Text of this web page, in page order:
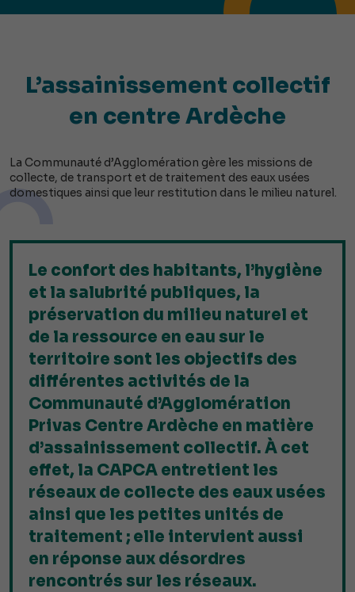
L’assainissement collectif
en centre Ardèche
La Communauté d’Agglomération gère les missions de
collecte, de transport et de traitement des eaux usées
domestiques ainsi que leur restitution dans le milieu naturel.
Le confort des habitants, l’hygiène
et la salubrité publiques, la
préservation du milieu naturel et
de la ressource en eau sur le
territoire sont les objectifs des
différentes activités de la
Communauté d’Agglomération
Privas Centre Ardèche en matière
d’assainissement collectif. À cet
effet, la CAPCA entretient les
réseaux de collecte des eaux usées
ainsi que les petites unités de
traitement ; elle intervient aussi
en réponse aux désordres
rencontrés sur les réseaux.